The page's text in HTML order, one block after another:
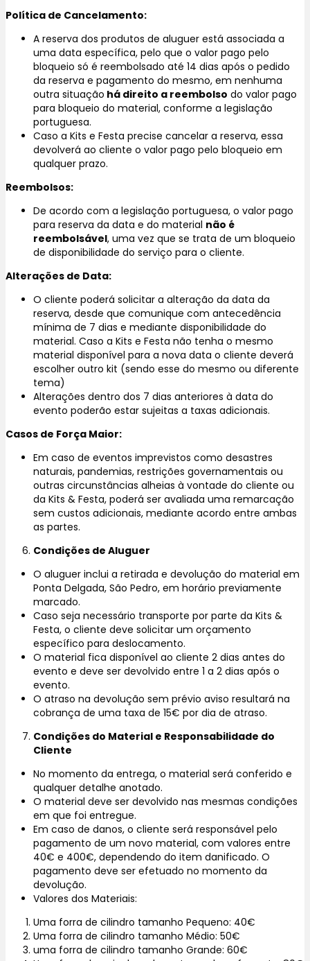
Política de Cancelamento:
A reserva dos produtos de aluguer está associada a
uma data específica, pelo que o valor pago pelo
bloqueio só é reembolsado até 14 dias após o pedido
da reserva e pagamento do mesmo, em nenhuma
outra situação há direito a reembolso do valor pago
para bloqueio do material, conforme a legislação
portuguesa.
Caso a Kits e Festa precise cancelar a reserva, essa
devolverá ao cliente o valor pago pelo bloqueio em
qualquer prazo.
Reembolsos:
De acordo com a legislação portuguesa, o valor pago
para reserva da data e do material não é
reembolsável, uma vez que se trata de um bloqueio
de disponibilidade do serviço para o cliente.
Alterações de Data:
O cliente poderá solicitar a alteração da data da
reserva, desde que comunique com antecedência
mínima de 7 dias e mediante disponibilidade do
material. Caso a Kits e Festa não tenha o mesmo
material disponível para a nova data o cliente deverá
escolher outro kit (sendo esse do mesmo ou diferente
tema)
Alterações dentro dos 7 dias anteriores à data do
evento poderão estar sujeitas a taxas adicionais.
Casos de Força Maior:
Em caso de eventos imprevistos como desastres
naturais, pandemias, restrições governamentais ou
outras circunstâncias alheias à vontade do cliente ou
da Kits & Festa, poderá ser avaliada uma remarcação
sem custos adicionais, mediante acordo entre ambas
as partes.
Condições de Aluguer
O aluguer inclui a retirada e devolução do material em
Ponta Delgada, São Pedro, em horário previamente
marcado.
Caso seja necessário transporte por parte da Kits &
Festa, o cliente deve solicitar um orçamento
específico para deslocamento.
O material fica disponível ao cliente 2 dias antes do
evento e deve ser devolvido entre 1 a 2 dias após o
evento.
O atraso na devolução sem prévio aviso resultará na
cobrança de uma taxa de 15€ por dia de atraso.
Condições do Material e Responsabilidade do
Cliente
No momento da entrega, o material será conferido e
qualquer detalhe anotado.
O material deve ser devolvido nas mesmas condições
em que foi entregue.
Em caso de danos, o cliente será responsável pelo
pagamento de um novo material, com valores entre
40€ e 400€, dependendo do item danificado. O
pagamento deve ser efetuado no momento da
devolução.
Valores dos Materiais:
Uma forra de cilindro tamanho Pequeno: 40€
Uma forra de cilindro tamanho Médio: 50€
uma forra de cilindro tamanho Grande: 60€